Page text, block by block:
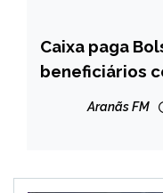
BRASIL
NOTÍCIAS
Caixa paga
beneficiários
Aranãs FM